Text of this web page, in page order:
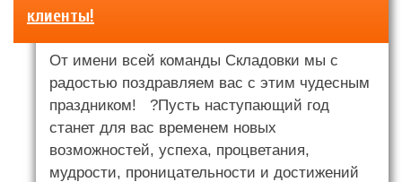
клиенты!
От имени всей команды Складовки мы с
радостью поздравляем вас с этим чудесным
праздником! ?Пусть наступающий год
станет для вас временем новых
возможностей, успеха, процветания,
мудрости, проницательности и достижений